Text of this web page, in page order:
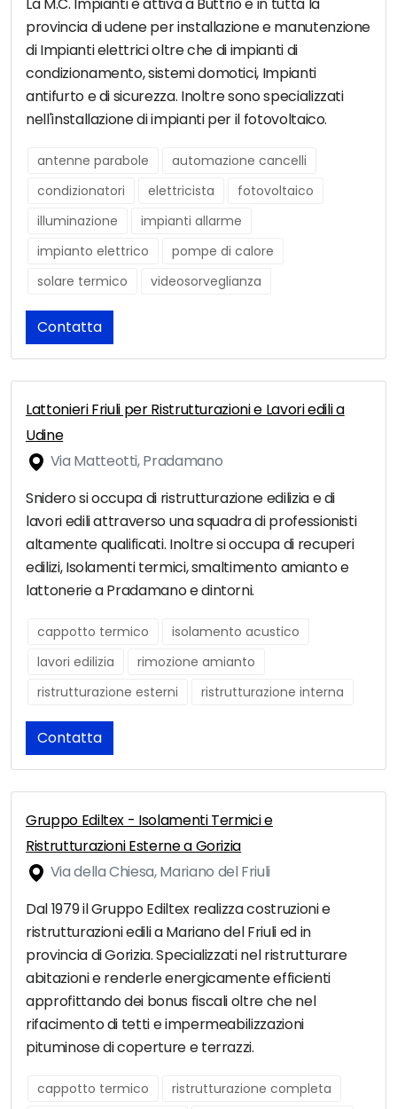
La M.C. Impianti è attiva a Buttrio e in tutta la
provincia di udene per installazione e manutenzione
di Impianti elettrici oltre che di impianti di
condizionamento, sistemi domotici, Impianti
antifurto e di sicurezza. Inoltre sono specializzati
nell'installazione di impianti per il fotovoltaico.
antenne parabole
automazione cancelli
condizionatori
elettricista
fotovoltaico
illuminazione
impianti allarme
impianto elettrico
pompe di calore
solare termico
videosorveglianza
Contatta
Lattonieri Friuli per Ristrutturazioni e Lavori edili a
Udine
Via Matteotti, Pradamano
Snidero si occupa di ristrutturazione edilizia e di
lavori edili attraverso una squadra di professionisti
altamente qualificati. Inoltre si occupa di recuperi
edilizi, Isolamenti termici, smaltimento amianto e
lattonerie a Pradamano e dintorni.
cappotto termico
isolamento acustico
lavori edilizia
rimozione amianto
ristrutturazione esterni
ristrutturazione interna
Contatta
Gruppo Ediltex - Isolamenti Termici e
Ristrutturazioni Esterne a Gorizia
Via della Chiesa, Mariano del Friuli
Dal 1979 il Gruppo Ediltex realizza costruzioni e
ristrutturazioni edili a Mariano del Friuli ed in
provincia di Gorizia. Specializzati nel ristrutturare
abitazioni e renderle energicamente efficienti
approfittando dei bonus fiscali oltre che nel
rifacimento di tetti e impermeabilizzazioni
pituminose di coperture e terrazzi.
cappotto termico
ristrutturazione completa